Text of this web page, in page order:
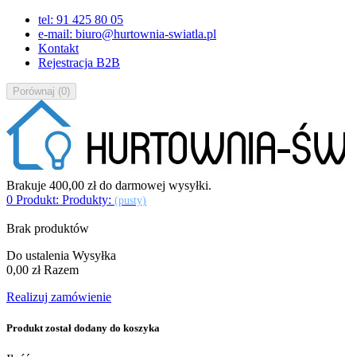
tel: 91 425 80 05
e-mail: biuro@hurtownia-swiatla.pl
Kontakt
Rejestracja B2B
Porównaj (0)
Brakuje 400,00 złdo darmowej wysyłki.
0 Produkt: Produkty: (pusty)
Brak produktów
Do ustalenia Wysyłka
0,00 zł Razem
Realizuj zamówienie
Produkt został dodany do koszyka